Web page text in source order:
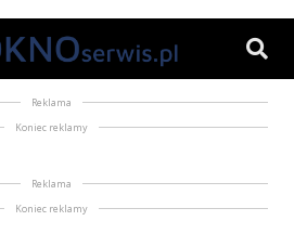
Reklama
Koniec reklamy
Reklama
Koniec reklamy